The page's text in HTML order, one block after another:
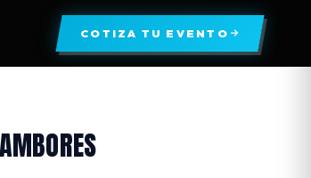
COTIZA TU EVENTO